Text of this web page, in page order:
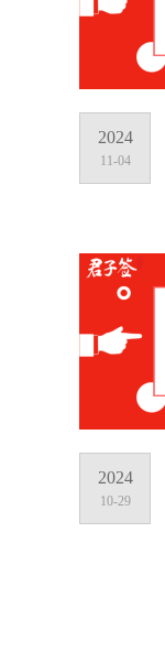
2024
11-04
2024
10-29